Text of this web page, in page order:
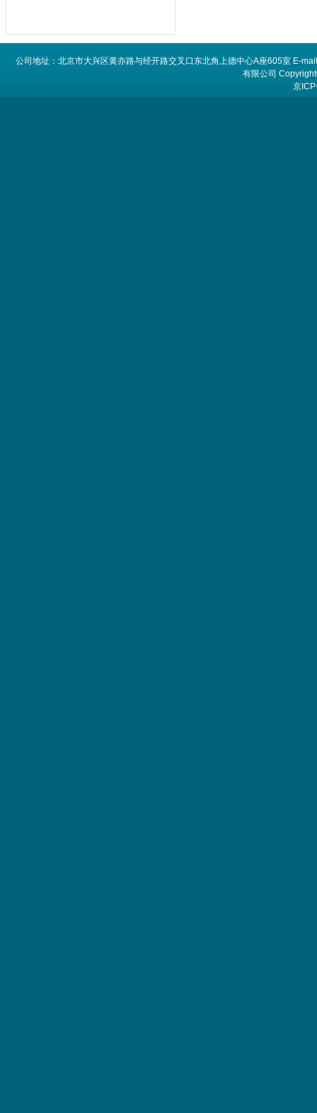
公司地址：北京市大兴区黄亦路与经开路交叉口东北角上德中心A座605室 E-
有限公司
京